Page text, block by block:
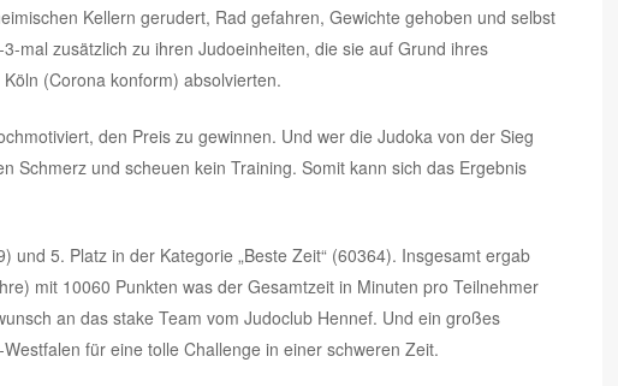
Kellern gerudert, Rad gefahren, Gewichte gehoben und selbst
mal zusätzlich zu ihren Judoeinheiten, die sie auf Grund ihres
(Corona konform) absolvierten.
den Preis zu gewinnen. Und wer die Judoka von der Sieg
Schmerz und scheuen kein Training. Somit kann sich das Ergebnis
und 5. Platz in der Kategorie „Beste Zeit“ (60364). Insgesamt ergab
mit 10060 Punkten was der Gesamtzeit in Minuten pro Teilnehmer
an das stake Team vom Judoclub Hennef. Und ein großes
für eine tolle Challenge in einer schweren Zeit.